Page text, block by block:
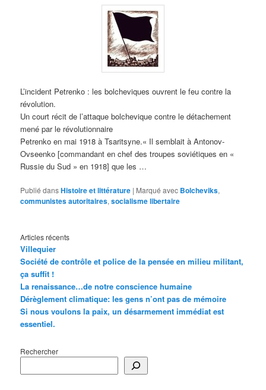
L’incident Petrenko : les bolcheviques ouvrent le feu contre la
révolution.
Un court récit de l’attaque bolchevique contre le détachement
mené par le révolutionnaire
Petrenko en mai 1918 à Tsaritsyne.« Il semblait à Antonov-
Ovseenko [commandant en chef des troupes soviétiques en «
Russie du Sud » en 1918] que les …
Publié dansHistoire et littérature | Marqué avec Bolcheviks,
communistes autoritaires,socialisme libertaire
Articles récents
Villequier
Société de contrôle et police de la pensée en milieu militant,
ça suffit !
La renaissance…de notre conscience humaine
Dérèglement climatique: les gens n’ont pas de mémoire
Si nous voulons la paix, un désarmement immédiat est
essentiel.
Rechercher